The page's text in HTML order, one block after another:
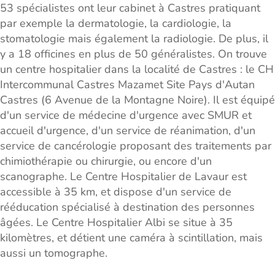
53 spécialistes ont leur cabinet à Castres pratiquant
par exemple la dermatologie, la cardiologie, la
stomatologie mais également la radiologie. De plus, il
y a 18 officines en plus de 50 généralistes. On trouve
un centre hospitalier dans la localité de Castres : le CH
Intercommunal Castres Mazamet Site Pays d'Autan
Castres (6 Avenue de la Montagne Noire). Il est équipé
d'un service de médecine d'urgence avec SMUR et
accueil d'urgence, d'un service de réanimation, d'un
service de cancérologie proposant des traitements par
chimiothérapie ou chirurgie, ou encore d'un
scanographe. Le Centre Hospitalier de Lavaur est
accessible à 35 km, et dispose d'un service de
rééducation spécialisé à destination des personnes
âgées. Le Centre Hospitalier Albi se situe à 35
kilomètres, et détient une caméra à scintillation, mais
aussi un tomographe.